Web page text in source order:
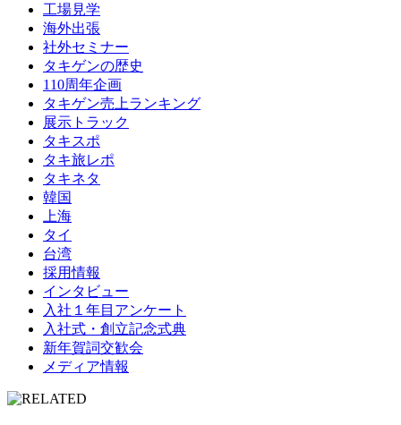
工場見学
海外出張
社外セミナー
タキゲンの歴史
110周年企画
タキゲン売上ランキング
展示トラック
タキスポ
タキ旅レポ
タキネタ
韓国
上海
タイ
台湾
採用情報
インタビュー
入社１年目アンケート
入社式・創立記念式典
新年賀詞交歓会
メディア情報